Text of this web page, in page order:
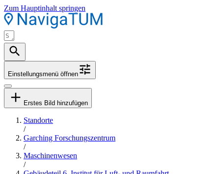
Zum Hauptinhalt springen
Einstellungsmenü öffnen
Erstes Bild hinzufügen
Standorte
/
Garching Forschungszentrum
/
Maschinenwesen
/